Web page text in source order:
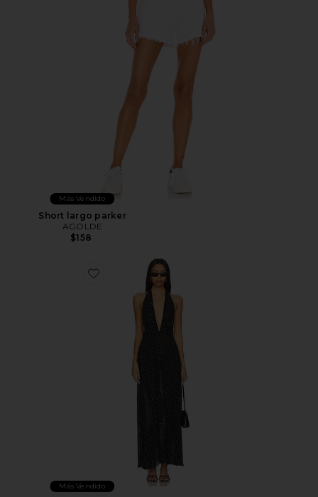
Más Vendido
Short largo parker
AGOLDE
$158
Favorite MAXIVESTIDO DISTRICT
Más Vendido